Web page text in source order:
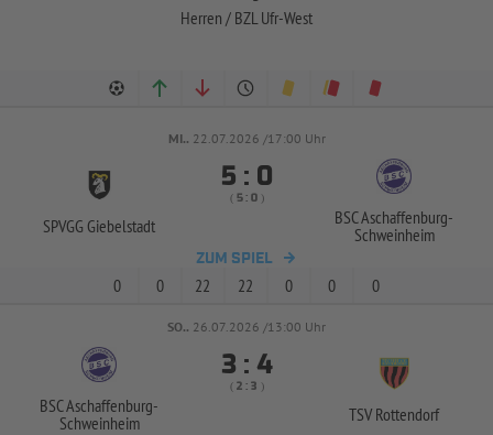
Herren / BZL Ufr-West
MI.. 22.07.2026 /17:00 Uhr
SPVGG Giebelstadt
 : 
( :  )
BSC Aschaffenburg-
Schweinheim
ZUM SPIEL
0 0 22 22 0 0 0
SO.. 26.07.2026 /13:00 Uhr
BSC Aschaffenburg-
Schweinheim
 : 
(  :  )
TSV Rottendorf